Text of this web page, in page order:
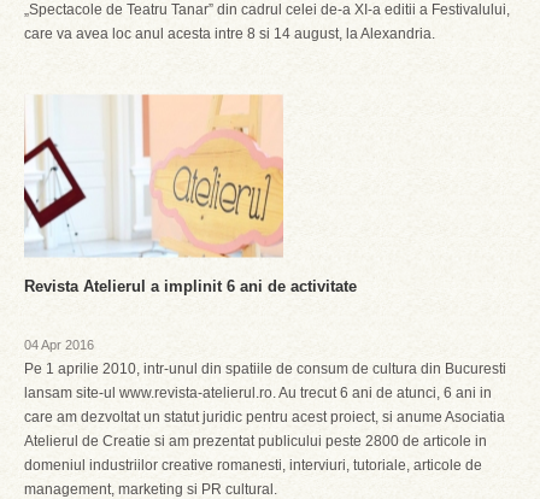
„Spectacole de Teatru Tanar” din cadrul celei de-a XI-a editii a Festivalului,
care va avea loc anul acesta intre 8 si 14 august, la Alexandria.
Revista Atelierul a implinit 6 ani de activitate
04 Apr 2016
Pe 1 aprilie 2010, intr-unul din spatiile de consum de cultura din Bucuresti
lansam site-ul www.revista-atelierul.ro. Au trecut 6 ani de atunci, 6 ani in
care am dezvoltat un statut juridic pentru acest proiect, si anume Asociatia
Atelierul de Creatie si am prezentat publicului peste 2800 de articole in
domeniul industriilor creative romanesti, interviuri, tutoriale, articole de
management, marketing si PR cultural.